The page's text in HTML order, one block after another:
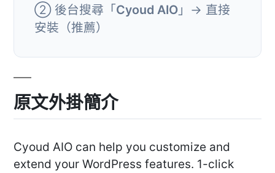
② 後台搜尋「Cyoud AIO 」→ 直接
安裝（推薦）
原文外掛簡介
Cyoud AIO can help you customize and
extend your WordPress features. 1-click